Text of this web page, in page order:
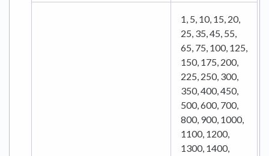
1, 5, 10, 15, 20,
25, 35, 45, 55,
65, 75, 100, 125,
150, 175, 200,
225, 250, 300,
350, 400, 450,
500, 600, 700,
800, 900, 1000,
1100, 1200,
1300, 1400,